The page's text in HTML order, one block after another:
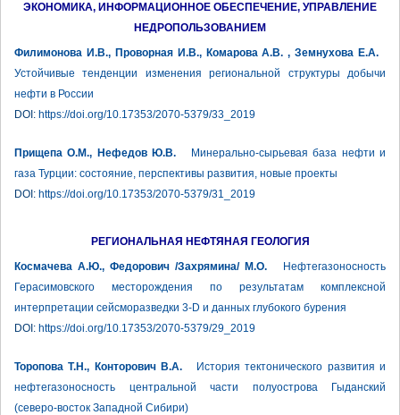
ЭКОНОМИКА, ИНФОРМАЦИОННОЕ ОБЕСПЕЧЕНИЕ, УПРАВЛЕНИЕ
НЕДРОПОЛЬЗОВАНИЕМ
Филимонова И.В., Проворная И.В., Комарова А.В. , Земнухова Е.А.
Устойчивые тенденции изменения региональной структуры добычи
нефти в России
DOI: https://doi.org/10.17353/2070-5379/33_2019
Прищепа О.М., Нефедов Ю.В. Минерально-сырьевая база нефти и
газа Турции: состояние, перспективы развития, новые проекты
DOI: https://doi.org/10.17353/2070-5379/31_2019
РЕГИОНАЛЬНАЯ НЕФТЯНАЯ ГЕОЛОГИЯ
Космачева А.Ю., Федорович /Захрямина/ М.О. Нефтегазоносность
Герасимовского месторождения по результатам комплексной
интерпретации сейсморазведки 3-D и данных глубокого бурения
DOI: https://doi.org/10.17353/2070-5379/29_2019
Торопова Т.Н., Конторович В.А. История тектонического развития и
нефтегазоносность центральной части полуострова Гыданский
(северо-восток Западной Сибири)